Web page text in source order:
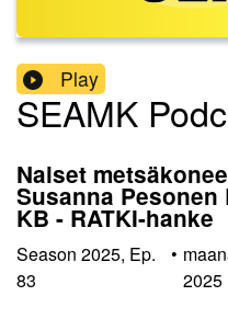
Play
SEAMK
Naiset
Susanna
KB - RATKI-hanke
Season 2025, Ep.
83
•
2025